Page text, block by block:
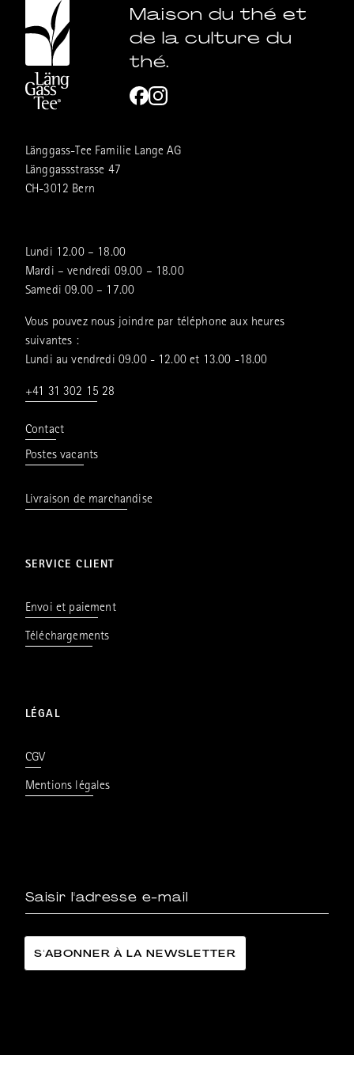
Maison du thé et
de la culture du
thé.
Länggass-Tee Familie Lange AG
Länggassstrasse 47
CH-3012 Bern
Lundi 12.00 – 18.00
Mardi – vendredi 09.00 – 18.00
Samedi 09.00 – 17.00
Vous pouvez nous joindre par téléphone aux heures
suivantes :
Lundi au vendredi 09.00 - 12.00 et 13.00 -18.00
+41 31 302 15 28
Contact
Postes vacants
Livraison de marchandise
SERVICE CLIENT
Envoi et paiement
Téléchargements
LÉGAL
CGV
Mentions légales